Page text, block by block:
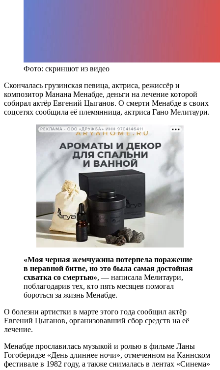
Фото: скриншот из видео
Скончалась грузинская певица, актриса, режиссёр и
композитор Манана Менабде, деньги на лечение которой
собирал актёр Евгений Цыганов. О смерти Менабде в своих
соцсетях сообщила её племянница, актриса Гано Мелитаури.
РЕКЛАМА • ООО «ДРУЖБА» ИНН 9704146411
«Моя черная жемчужина потерпела поражение
в неравной битве, но это была самая достойная
схватка со смертью», — написала Мелитаури,
поблагодарив тех, кто пять месяцев помогал
бороться за жизнь Менабде.
О болезни артистки в марте этого года сообщил актёр
Евгений Цыганов, организовавший сбор средств на её
лечение.
Менабде прославилась музыкой и ролью в фильме Ланы
Гогоберидзе «День длиннее ночи», отмеченном на Каннском
фестивале в 1982 году, а также снималась в лентах «Синема»